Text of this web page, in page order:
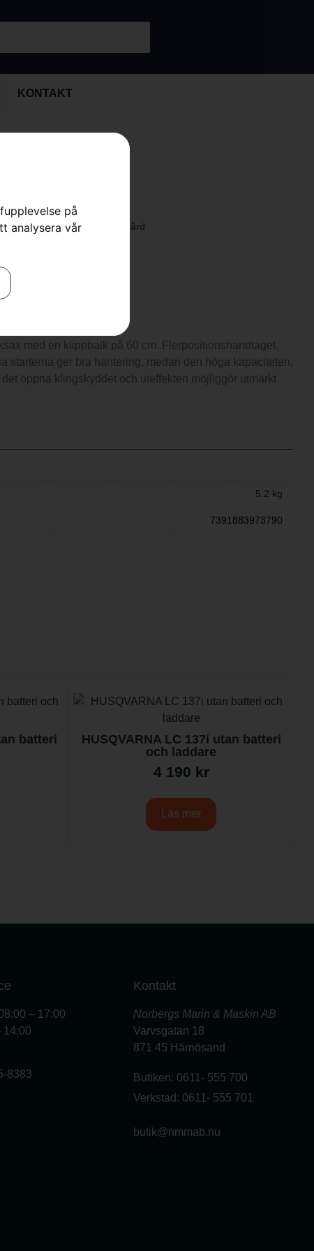
på
analysera vår
KONTAKT
,Häcksaxar
Trädgård
med en klippbalk på 60 cm. Flerpositionshandtaget,
starterna ger bra hantering, medan den höga kapaciteten,
öppna klingskyddet och uteffekten möjliggör utmärkt
5.2 kg
7391883973790
batteri
HUSQVARNA LC 137i utan batteri
och laddare
4 190 kr
Läs mer
– 17:00
14:00
8383
Kontakt
Norbergs Marin & Maskin AB
Varvsgatan 18
871 45 Härnösand
Butiken: 0611- 555 700
Verkstad: 0611- 555 701
butik@nmmab.nu